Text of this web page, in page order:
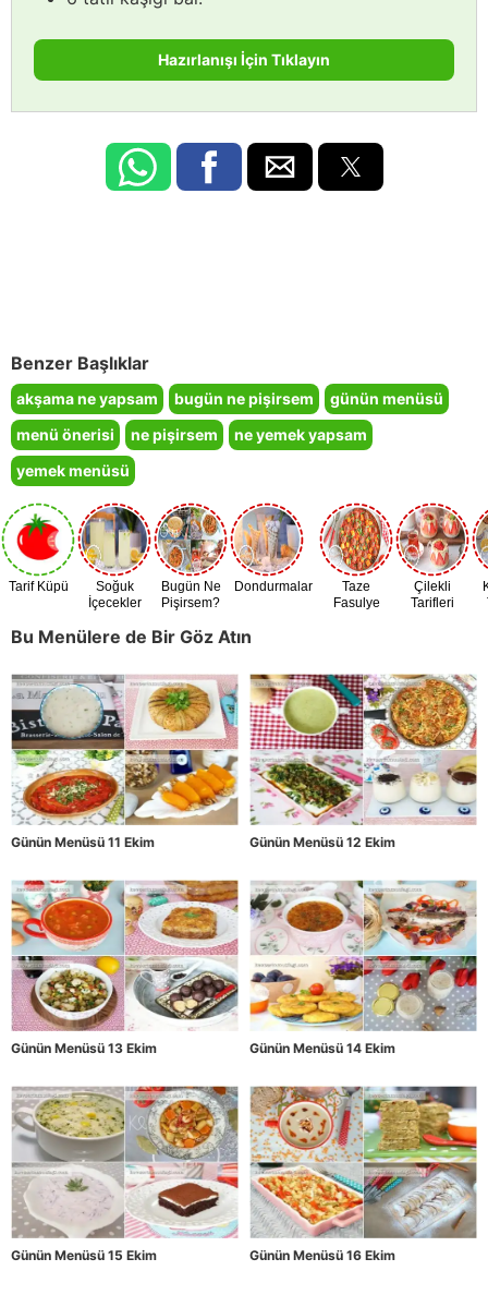
Hazırlanışı İçin Tıklayın
Benzer Başlıklar
akşama ne yapsam bugün ne pişirsem
günün menüsü
menü önerisi
ne pişirsem
ne yemek yapsam
yemek menüsü
Tarif Küpü
Soğuk
İçecekler
Bugün Ne
Pişirsem?
Dondurmalar
Taze
Fasulye
Çilekli
Tarifleri
Bu Menülere de Bir Göz Atın
Günün Menüsü 11 Ekim Günün Menüsü 12 Ekim
Günün Menüsü 13 Ekim Günün Menüsü 14 Ekim
Günün Menüsü 15 Ekim Günün Menüsü 16 Ekim